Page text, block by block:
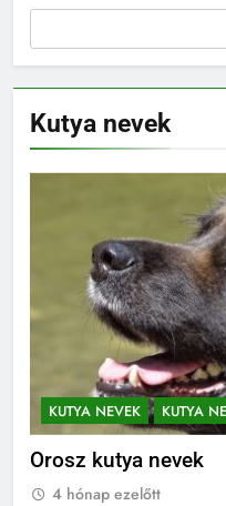
Kutya nevek
KUTYA NEVEK KUTYA
Orosz kutya nevek
4 hónap ezelőtt